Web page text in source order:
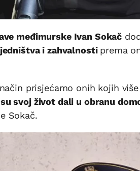
međimurske Ivan Sokač
i zahvalnosti prema
prisjećamo onih kojih
svoj život dali u obranu
Sokač.